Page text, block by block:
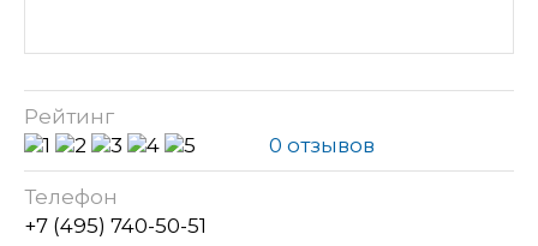
Рейтинг
0 отзывов
Телефон
+7 (495) 740-50-51